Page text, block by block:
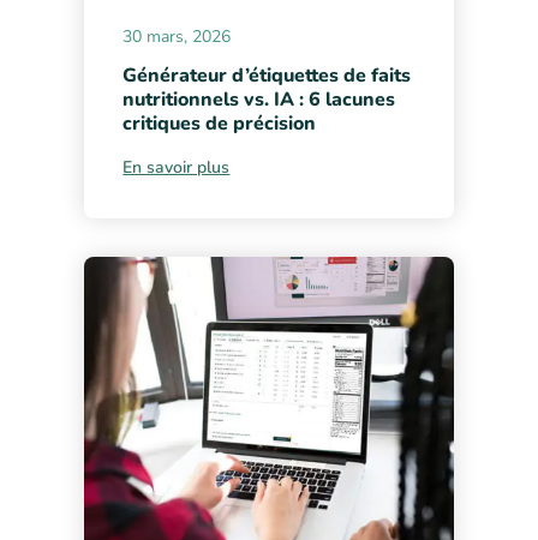
30 mars, 2026
Générateur d’étiquettes de faits
nutritionnels vs. IA : 6 lacunes
critiques de précision
En savoir plus